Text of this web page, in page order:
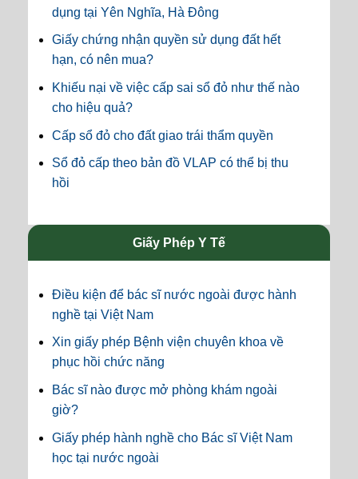
dụng tại Yên Nghĩa, Hà Đông
Giấy chứng nhận quyền sử dụng đất hết
hạn, có nên mua?
Khiếu nại về việc cấp sai sổ đỏ như thế nào
cho hiệu quả?
Cấp sổ đỏ cho đất giao trái thẩm quyền
Sổ đỏ cấp theo bản đồ VLAP có thể bị thu
hồi
Giấy Phép Y Tế
Điều kiện để bác sĩ nước ngoài được hành
nghề tại Việt Nam
Xin giấy phép Bệnh viện chuyên khoa về
phục hồi chức năng
Bác sĩ nào được mở phòng khám ngoài
giờ?
Giấy phép hành nghề cho Bác sĩ Việt Nam
học tại nước ngoài